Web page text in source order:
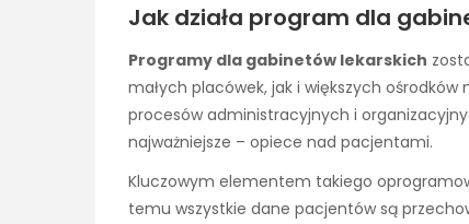
Jak działa program dla
Programy dla gabinetów lekarskich
małych placówek, jak i większych
procesów administracyjnych i
najważniejsze – opiece nad pacjentami.
Kluczowym elementem takiego
temu wszystkie dane pacjentów są